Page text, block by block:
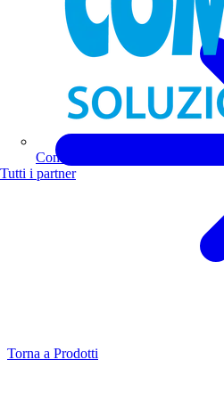
Comoli Ferrari
Tutti i partner
Torna a Prodotti